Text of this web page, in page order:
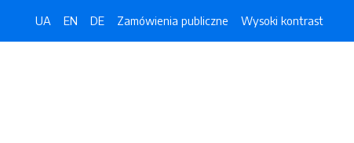
UA EN DE Zamówienia publiczne Wysoki kontrast